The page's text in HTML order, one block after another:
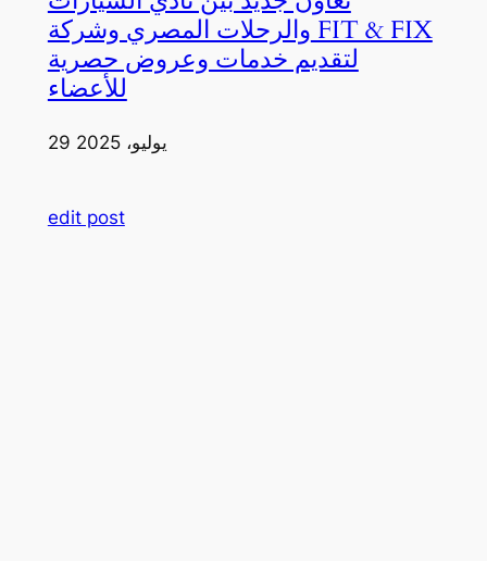
والرحلات المصري وشركة FIT & FIX
لتقديم خدمات وعروض حصرية
للأعضاء
29 يوليو، 2025
edit post